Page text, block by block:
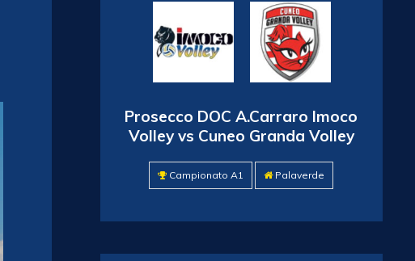
Prosecco DOC A.Carraro Imoco
Volley vs Cuneo Granda Volley
Campionato A1 Palaverde